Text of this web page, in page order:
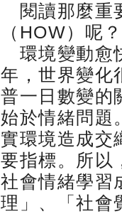
閱讀那麼重
（HOW）呢？
環境變動愈
年，世界變化
普一日數變的
始於情緒問題
實環境造成交
要指標。所
社會情緒學習
理」、「社會